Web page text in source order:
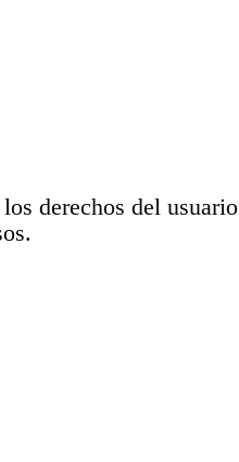
derechos del